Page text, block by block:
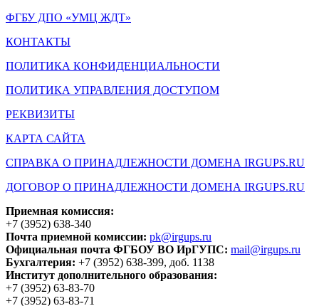
ФГБУ ДПО «УМЦ ЖДТ»
КОНТАКТЫ
ПОЛИТИКА КОНФИДЕНЦИАЛЬНОСТИ
ПОЛИТИКА УПРАВЛЕНИЯ ДОСТУПОМ
РЕКВИЗИТЫ
КАРТА САЙТА
СПРАВКА О ПРИНАДЛЕЖНОСТИ ДОМЕНА IRGUPS.RU
ДОГОВОР О ПРИНАДЛЕЖНОСТИ ДОМЕНА IRGUPS.RU
Приемная комиссия:
+7 (3952) 638-340
Почта приемной комиссии: pk@irgups.ru
Официальная почта ФГБОУ ВО ИрГУПС: mail@irgups.ru
Бухгалтерия: +7 (3952) 638-399, доб. 1138
Институт дополнительного образования:
+7 (3952) 63-83-70
+7 (3952) 63-83-71